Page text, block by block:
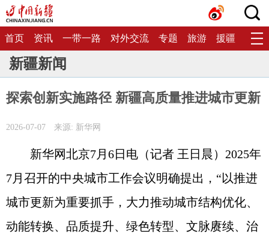
首页 资讯 一带一路 对外交流 专题 旅游 援疆 生态
新疆新闻
探索创新实施路径 新疆高质量推进城市更新
2026-07-07 来源: 新华网
新华网北京7月6日电（记者 王日晨）2025年
7月召开的中央城市工作会议明确提出，“以推进
城市更新为重要抓手，大力推动城市结构优化、
动能转换、品质提升、绿色转型、文脉赓续、治